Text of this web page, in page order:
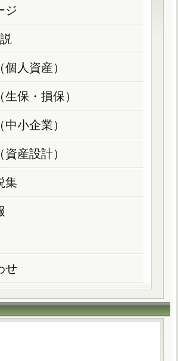
ジ
人資産）
保・損保）
小企業）
産設計）
集
せ